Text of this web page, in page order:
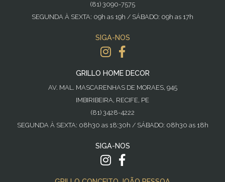
(81) 3090-7575
SEGUNDA À SEXTA: 09h as 19h / SÁBADO: 09h as 17h
SIGA-NOS
GRILLO HOME DECOR
AV. MAL. MASCARENHAS DE MORAES, 945
IMBIRIBEIRA, RECIFE, PE
(81) 3428-4222
SEGUNDA À SEXTA: 08h30 as 18:30h / SÁBADO: 08h30 as 18h
SIGA-NOS